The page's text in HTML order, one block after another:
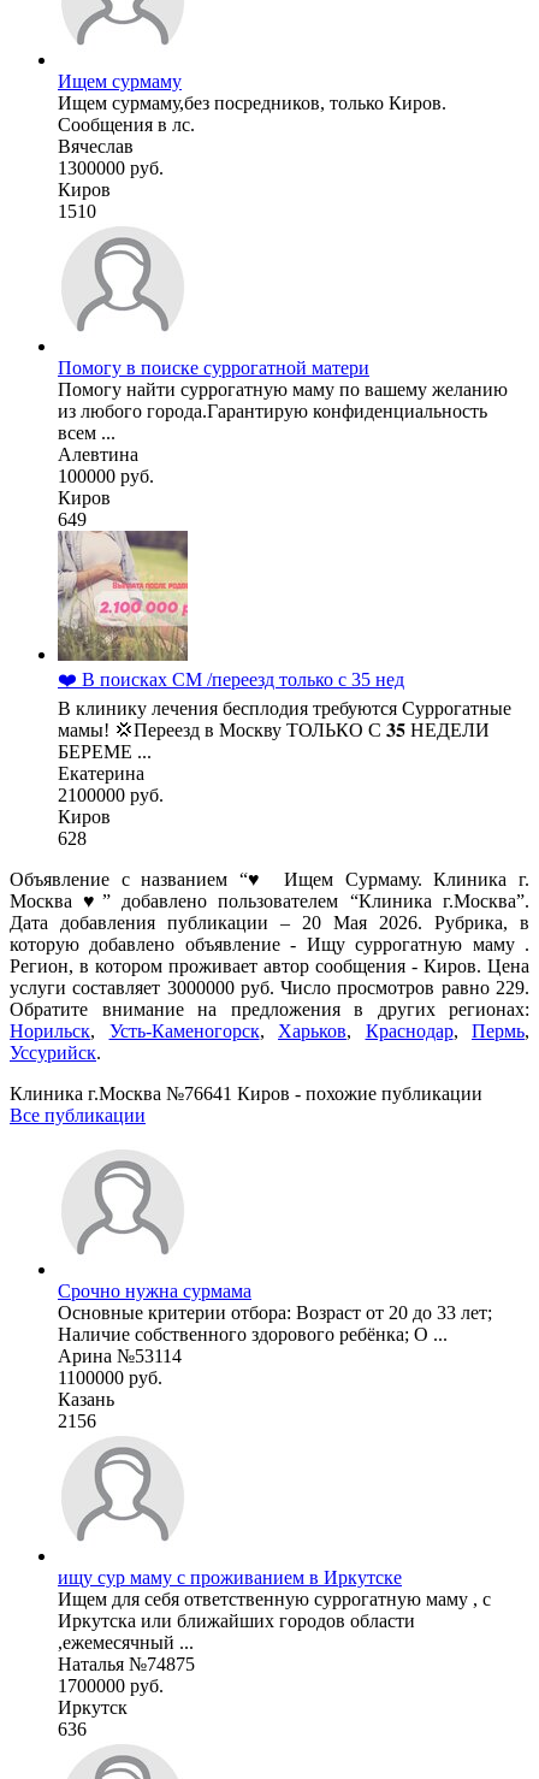
Ищем сурмаму
Ищем сурмаму,без посредников, только Киров.
Сообщения в лс.
Вячеслав
1300000 руб.
Киров
1510
Помогу в поиске суррогатной матери
Помогу найти суррогатную маму по вашему желанию
из любого города.Гарантирую конфиденциальность
всем ...
Алевтина
100000 руб.
Киров
649
❤️ В поисках СМ /переезд только с 35 нед
В клинику лечения бесплодия требуются Суррогатные
мамы! 💢Переезд в Москву ТОЛЬКО С 𝟑𝟓 НЕДЕЛИ
БЕРЕМЕ ...
Екатерина
2100000 руб.
Киров
628
Объявление с названием “♥️ Ищем Сурмаму. Клиника г.
Москва ♥️” добавлено пользователем “Клиника г.Москва”.
Дата добавления публикации – 20 Мая 2026. Рубрика, в
которую добавлено объявление - Ищу суррогатную маму .
Регион, в котором проживает автор сообщения - Киров. Цена
услуги составляет 3000000 руб. Число просмотров равно 229.
Обратите внимание на предложения в других регионах:
Норильск, Усть-Каменогорск, Харьков, Краснодар, Пермь,
Уссурийск.
Клиника г.Москва №76641 Киров - похожие публикации
Все публикации
Срочно нужна сурмама
Основные критерии отбора: Возраст от 20 до 33 лет;
Наличие собственного здорового ребёнка; О ...
Арина №53114
1100000 руб.
Казань
2156
ищу сур маму с проживанием в Иркутске
Ищем для себя ответственную суррогатную маму , с
Иркутска или ближайших городов области
,ежемесячный ...
Наталья №74875
1700000 руб.
Иркутск
636